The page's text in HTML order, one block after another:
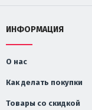
ИНФОРМАЦИЯ
О нас
Как делать покупки
Товары со скидкой